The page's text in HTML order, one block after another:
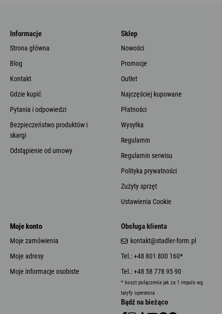
Informacje
Strona główna
Blog
Kontakt
Gdzie kupić
Pytania i odpowiedzi
Bezpieczeństwo produktów i
skargi
Odstąpienie od umowy
Sklep
Nowości
Promocje
Outlet
Najczęściej kupowane
Płatności
Wysyłka
Regulamin
Regulamin serwisu
Polityka prywatności
Zużyty sprzęt
Ustawienia Cookie
Moje konto
Moje zamówienia
Moje adresy
Moje informacje osobiste
Obsługa klienta
kontakt@stadler-form.pl
Tel.: +48 801 800 160*
Tel.: +48 58 778 95 90
* koszt połączenia jak za 1 impuls wg
taryfy operatora
Bądź na bieżąco